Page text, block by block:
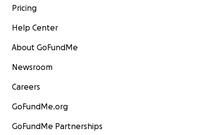
Pricing
Help Center
About GoFundMe
Newsroom
Careers
GoFundMe.org
GoFundMe Partnerships